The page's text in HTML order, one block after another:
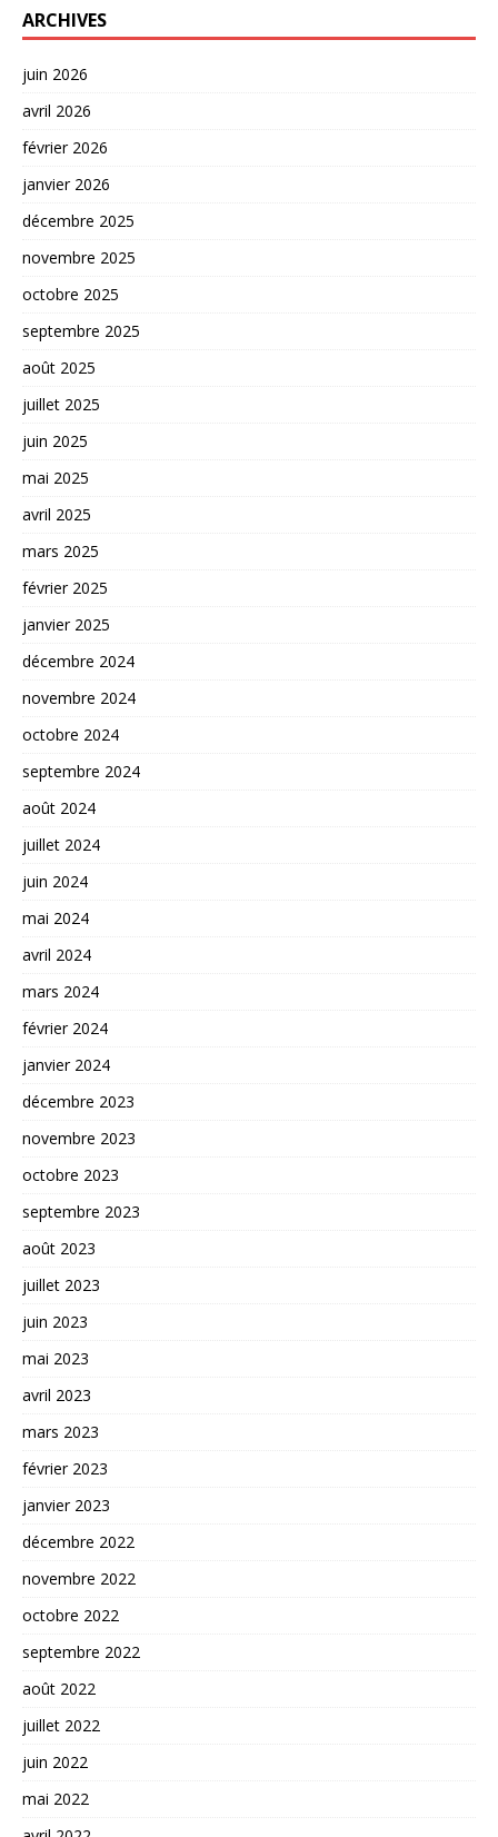
ARCHIVES
juin 2026
avril 2026
février 2026
janvier 2026
décembre 2025
novembre 2025
octobre 2025
septembre 2025
août 2025
juillet 2025
juin 2025
mai 2025
avril 2025
mars 2025
février 2025
janvier 2025
décembre 2024
novembre 2024
octobre 2024
septembre 2024
août 2024
juillet 2024
juin 2024
mai 2024
avril 2024
mars 2024
février 2024
janvier 2024
décembre 2023
novembre 2023
octobre 2023
septembre 2023
août 2023
juillet 2023
juin 2023
mai 2023
avril 2023
mars 2023
février 2023
janvier 2023
décembre 2022
novembre 2022
octobre 2022
septembre 2022
août 2022
juillet 2022
juin 2022
mai 2022